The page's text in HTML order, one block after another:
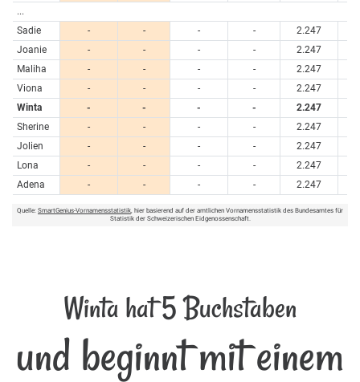
...
Sadie
- - - -
2.247
Joanie
- - - -
2.247
Maliha
- - - -
2.247
Viona
- - - -
2.247
Winta
- - - -
2.247
Sherine
- - - -
2.247
Jolien
- - - -
2.247
Lona
- - - -
2.247
Adena
- - - - 2.247
Quelle: SmartGenius-Vornamensstatistik, hier basierend auf der amtlichen Vornamensstatistik des Bundesamtes für
Statistik der Schweizerischen Eidgenossenschaft.
Winta hat 5 Buchstaben
und beginnt mit einem